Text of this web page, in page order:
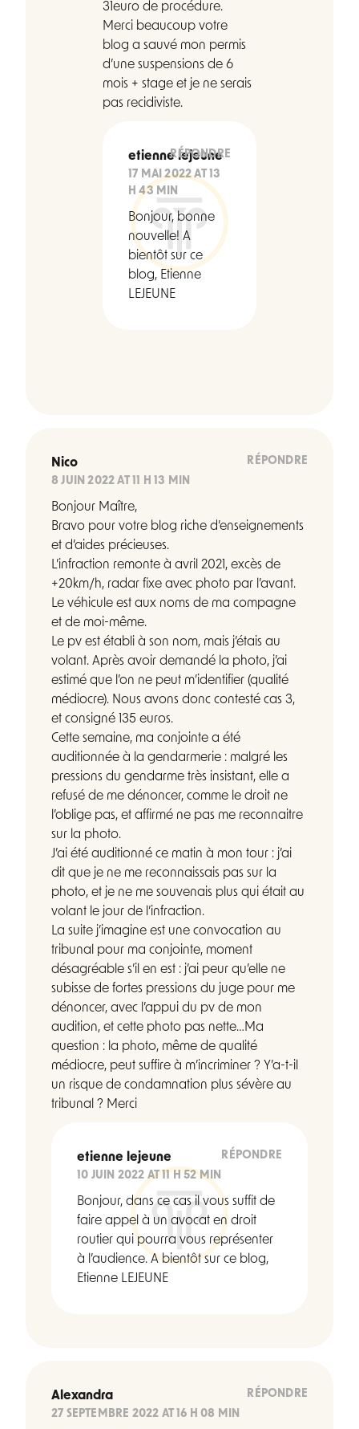
31euro de procédure.
Merci beaucoup votre
blog a sauvé mon permis
d’une suspensions de 6
mois + stage et je ne serais
pas recidiviste.
etienne lejeune
17 MAI 2022 AT 13
H 43 MIN
RÉPONDRE
Bonjour, bonne
nouvelle! A
bientôt sur ce
blog, Etienne
LEJEUNE
Nico
8 JUIN 2022 AT 11 H 13 MIN
RÉPONDRE
Bonjour Maître,
Bravo pour votre blog riche d’enseignements
et d’aides précieuses.
L’infraction remonte à avril 2021, excès de
+20km/h, radar fixe avec photo par l’avant.
Le véhicule est aux noms de ma compagne
et de moi-même.
Le pv est établi à son nom, mais j’étais au
volant. Après avoir demandé la photo, j’ai
estimé que l’on ne peut m’identifier (qualité
médiocre). Nous avons donc contesté cas 3,
et consigné 135 euros.
Cette semaine, ma conjointe a été
auditionnée à la gendarmerie : malgré les
pressions du gendarme très insistant, elle a
refusé de me dénoncer, comme le droit ne
l’oblige pas, et affirmé ne pas me reconnaitre
sur la photo.
J’ai été auditionné ce matin à mon tour : j’ai
dit que je ne me reconnaissais pas sur la
photo, et je ne me souvenais plus qui était au
volant le jour de l’infraction.
La suite j’imagine est une convocation au
tribunal pour ma conjointe, moment
désagréable s’il en est : j’ai peur qu’elle ne
subisse de fortes pressions du juge pour me
dénoncer, avec l’appui du pv de mon
audition, et cette photo pas nette…Ma
question : la photo, même de qualité
médiocre, peut suffire à m’incriminer ? Y’a-t-il
un risque de condamnation plus sévère au
tribunal ? Merci
etienne lejeune
10 JUIN 2022 AT 11 H 52 MIN
RÉPONDRE
Bonjour, dans ce cas il vous suffit de
faire appel à un avocat en droit
routier qui pourra vous représenter
à l’audience. A bientôt sur ce blog,
Etienne LEJEUNE
Alexandra
27 SEPTEMBRE 2022 AT 16 H 08 MIN
RÉPONDRE